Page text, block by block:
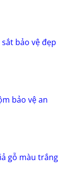
bảo vệ đẹp
bảo vệ an
gỗ màu trắng